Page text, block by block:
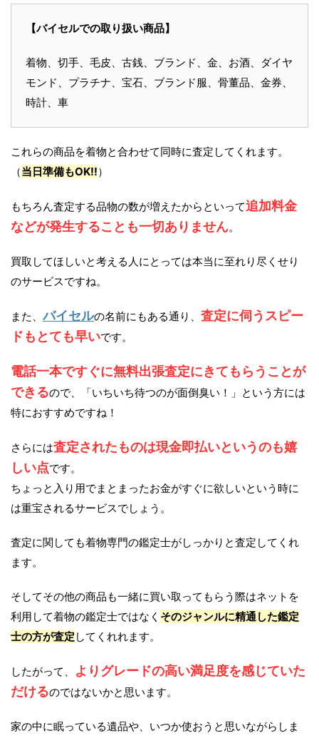
【バイセルでの取り扱い商品】
着物、切手、毛皮、古銭、ブランド、金、お酒、ダイヤ
モンド、プラチナ、宝石、ブランド服、骨董品、金券、
時計、車
これらの商品を着物と合わせて同時に査定してくれます。
（当日準備もOK!!）
もちろん査定する品物の数が増えたからといって追加料金
などが発生することも一切ありません。
買取してほしいと考える人にとっては本当に至れり尽くせり
のサービスですね。
また、バイセルの名前にもある通り、 査定に伺うスピー
ドもとても早いです。
電話一本ですぐに無料出張査定にきてもらうことが
できるので、「いちいち待つのが面倒臭い！」という方には
特におすすめですね！
さらには査定されたものは現金即払いというのも嬉
しい点です。
ちょっと入り用でまとまったお金がすぐに欲しいという時に
は重宝されるサービスでしょう。
査定に関しても着物専門の鑑定士がしっかりと査定してくれ
ます。
そしてその他の商品も一緒に買い取ってもらう際はネットを
利用して着物の鑑定士ではなく そのジャンルに精通した鑑定
士の方が査定 してくれれます。
したがって、
よりグレードの高い満足度を感じていた
だけるのではないかと思います。
家の中に眠っている遺品や、いつか使おうと思いながらしま